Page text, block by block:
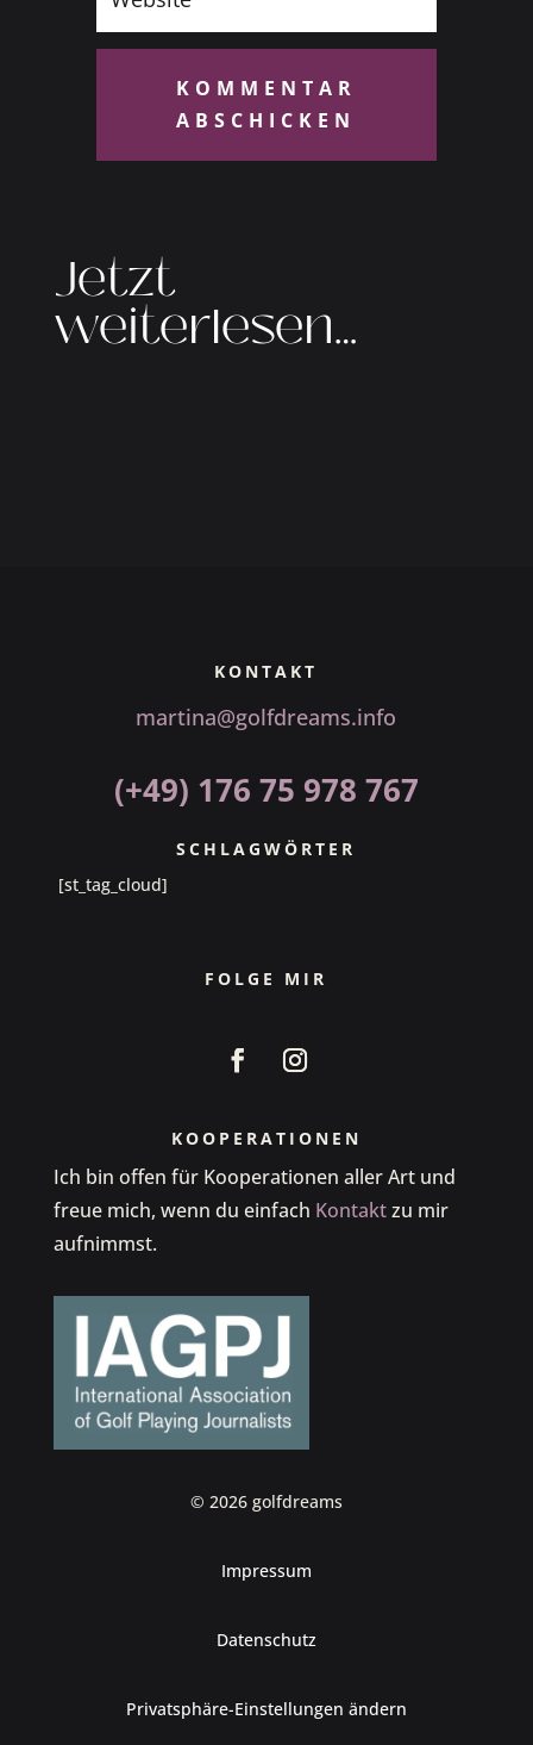
KOMMENTAR
ABSCHICKEN
Jetzt
weiterlesen…
KONTAKT
martina@golfdreams.info
(+49) 176 75 978 767
SCHLAGWÖRTER
[st_tag_cloud]
FOLGE MIR
KOOPERATIONEN
Ich bin offen für Kooperationen aller Art und
freue mich, wenn du einfach Kontaktzu mir
aufnimmst.
© 2026 golfdreams
Impressum
Datenschutz
Privatsphäre-Einstellungen ändern